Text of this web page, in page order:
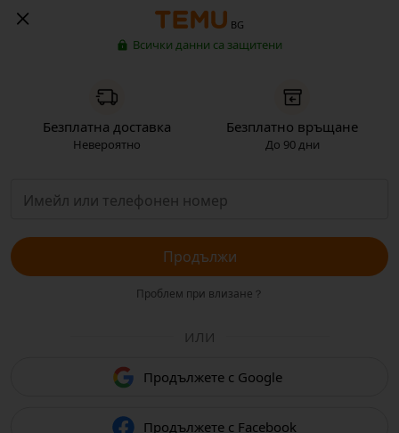
BG
Всички данни са защитени
Безплатна доставка
Невероятно
Безплатно връщане
До 90 дни
Продължи
Проблем при влизане？
ИЛИ
Продължете с Google
Продължете с Facebook